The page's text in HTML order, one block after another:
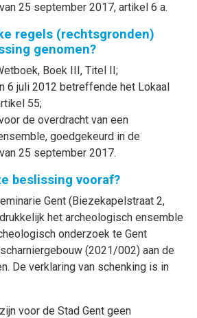
25 september 2017, artikel 6 a.
regels (rechtsgronden)
genomen?
Boek III, Titel II;
6 juli 2012 betreffende het Lokaal
55;
de overdracht van een
goedgekeurd in de
25 september 2017.
beslissing vooraf?
Gent (Biezekapelstraat 2,
het archeologisch ensemble
onderzoek te Gent
(2021/002) aan de
De verklaring van schenking is in
voor de Stad Gent geen